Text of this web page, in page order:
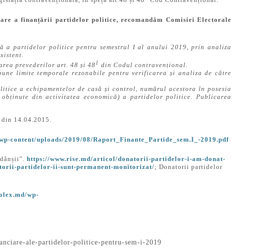
a finanțării partidelor politice, recomandăm Comisiei Electorale
a partidelor politice pentru semestrul I al anului 2019, prin analiza
prevederilor art. 48 și 48 1 din Codul contravențional.
limite temporale rezonabile pentru verificarea și analiza de către
a echipamentelor de casă și control, numărul acestora în posesia
din activitatea economică) a partidelor politice. Publicarea
14.04.2015.
content/uploads/2019/08/Raport_Finante_Partide_sem.I_-2019.pdf
https://www.rise.md/articol/donatorii-partidelor-i-am-donat-
partidelor-ii-sunt-permanent-monitorizat/; Donatorii partidelor
wp-
ale-partidelor-politice-pentru-sem-i-2019